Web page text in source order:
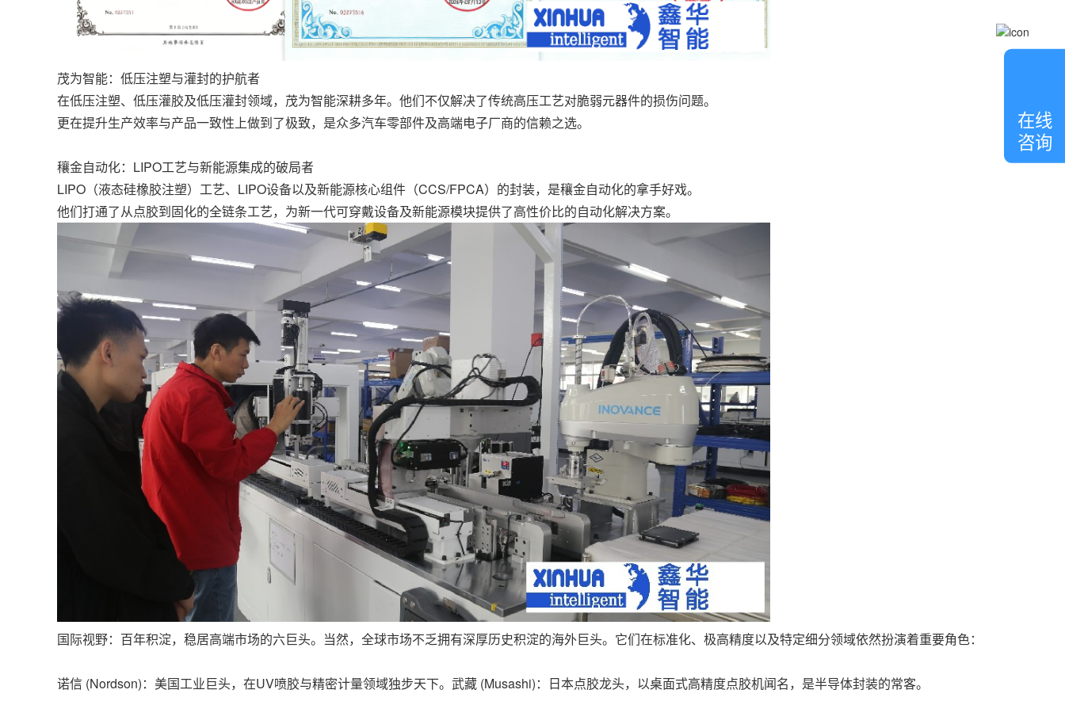
茂为智能：低压注塑与灌封的护航者
在低压注塑、低压灌胶及低压灌封领域，茂为智能深耕多年。他们不仅解决了传统高压工艺对脆弱元器件的损伤问题。
更在提升生产效率与产品一致性上做到了极致，是众多汽车零部件及高端电子厂商的信赖之选。
穰金自动化：LIPO工艺与新能源集成的破局者
LIPO（液态硅橡胶注塑）工艺、LIPO设备以及新能源核心组件（CCS/FPCA）的封装，是穰金自动化的拿手好戏。
他们打通了从点胶到固化的全链条工艺，为新一代可穿戴设备及新能源模块提供了高性价比的自动化解决方案。
国际视野：百年积淀，稳居高端市场的六巨头。当然，全球市场不乏拥有深厚历史积淀的海外巨头。它们在标准化、极高精度以及特定细分领域依然扮演着重要角色：
诺信 (Nordson)：美国工业巨头，在UV喷胶与精密计量领域独步天下。武藏 (Musashi)：日本点胶龙头，以桌面式高精度点胶机闻名，是半导体封装的常客。
客
服
在线
咨询